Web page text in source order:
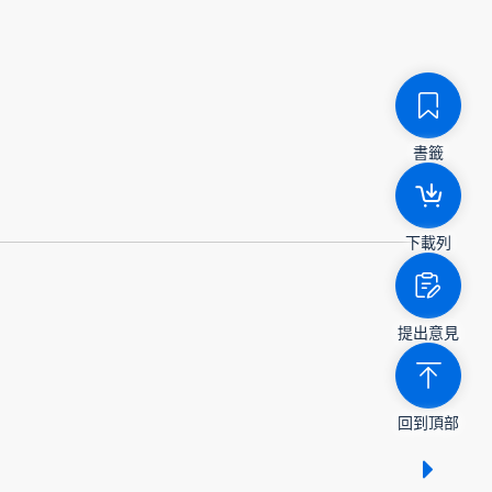
書籤
下載列
提出意見
回到頂部